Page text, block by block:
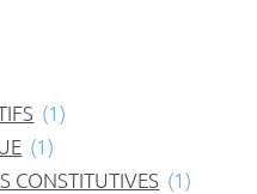
(1)
(1)
CONSTITUTIVES (1)